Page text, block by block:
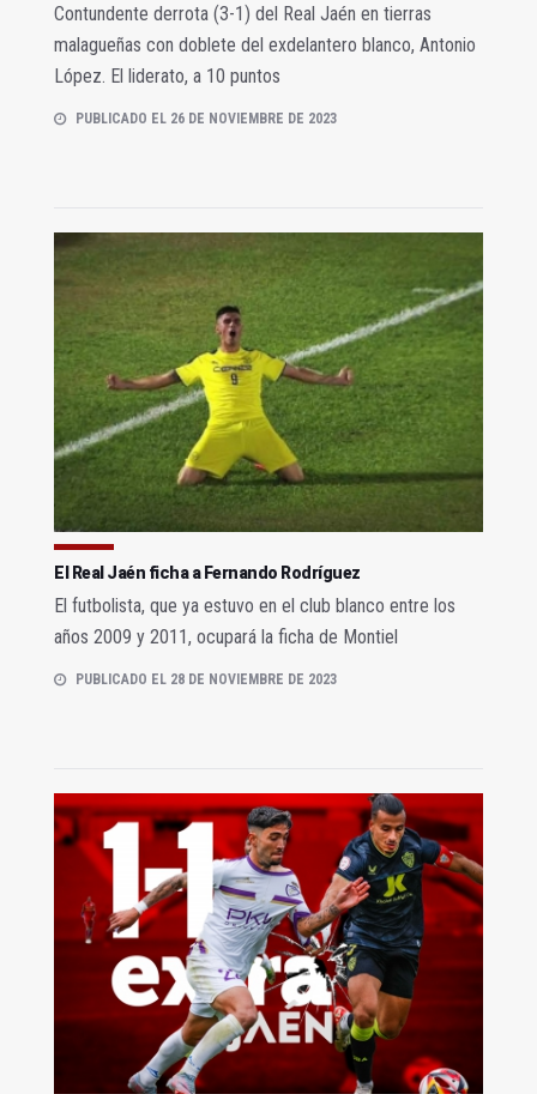
Contundente derrota (3-1) del Real Jaén en tierras
malagueñas con doblete del exdelantero blanco, Antonio
López. El liderato, a 10 puntos
PUBLICADO EL 26 DE NOVIEMBRE DE 2023
El Real Jaén ficha a Fernando Rodríguez
El futbolista, que ya estuvo en el club blanco entre los
años 2009 y 2011, ocupará la ficha de Montiel
PUBLICADO EL 28 DE NOVIEMBRE DE 2023